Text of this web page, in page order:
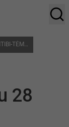
TVA MIDI ABITIBI-TÉMISCAMINGUE DU 28 NOVEMBRE 2025
28